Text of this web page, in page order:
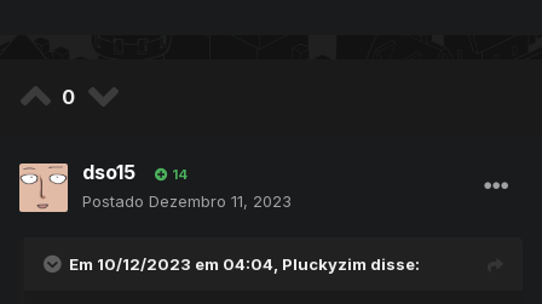
0
dso15 14
Postado Dezembro 11, 2023
Em 10/12/2023 em 04:04, Pluckyzim disse: